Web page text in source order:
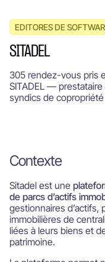
EDITORES DE
SITADEL
305 rendez-vous pris
SITADEL —
syndics de copropriété
Contexte
Sitadel est une
de parcs d’actifs
gestionnaires
immobilières de
liées à leurs biens et
patrimoine.